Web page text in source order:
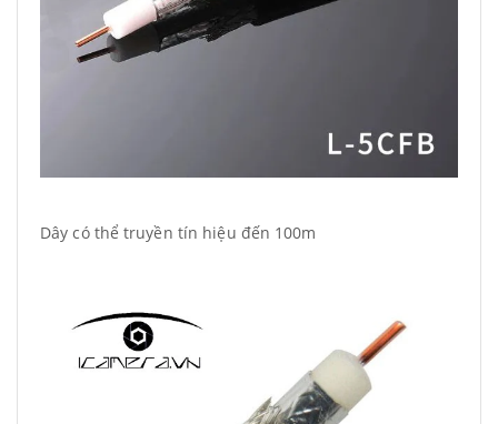
Dây có thể truyền tín hiệu đến 100m